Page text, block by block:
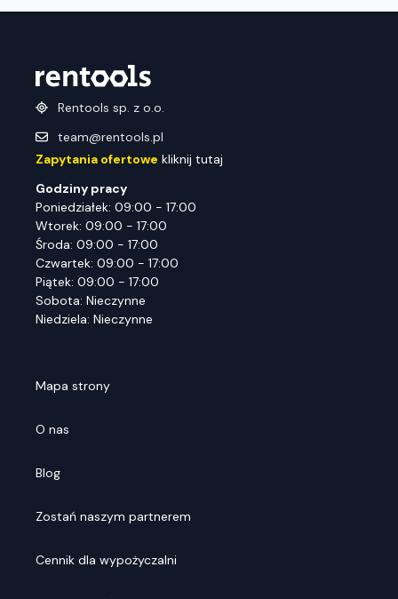
Rentools sp. z o.o.
team@rentools.pl
Zapytania ofertowe kliknij tutaj
Godziny pracy
Poniedziałek: 09:00 - 17:00
Wtorek: 09:00 - 17:00
Środa: 09:00 - 17:00
Czwartek: 09:00 - 17:00
Piątek: 09:00 - 17:00
Sobota: Nieczynne
Niedziela: Nieczynne
Mapa strony
O nas
Blog
Zostań naszym partnerem
Cennik dla wypożyczalni